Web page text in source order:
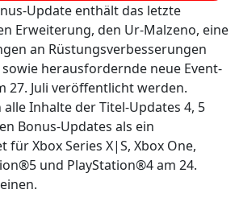
Update enthält das letzte
Erweiterung, den Ur‑Malzeno, eine
an Rüstungsverbesserungen
herausfordernde neue Event-
27. Juli veröffentlicht werden.
Inhalte der Titel‑Updates 4, 5
Bonus-Updates als ein
für Xbox Series X|S, Xbox One,
und PlayStation®4 am 24.